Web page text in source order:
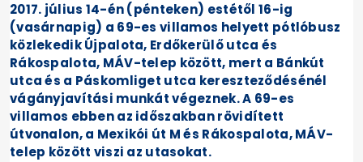
2017. július 14-én (pénteken) estétől 16-ig
(vasárnapig) a 69-es villamos helyett pótlóbusz
közlekedik Újpalota, Erdőkerülő utca és
Rákospalota, MÁV-telep között, mert a Bánkút
utca és a Páskomliget utca kereszteződésénél
vágányjavítási munkát végeznek. A 69-es
villamos ebben az időszakban rövidített
útvonalon, a Mexikói út M és Rákospalota, MÁV-
telep között viszi az utasokat.